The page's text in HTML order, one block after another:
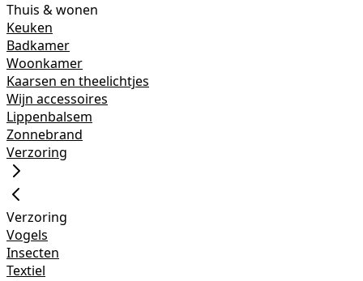
Thuis & wonen
Keuken
Badkamer
Woonkamer
Kaarsen en theelichtjes
Wijn accessoires
Lippenbalsem
Zonnebrand
Verzoring
Verzoring
Vogels
Insecten
Textiel